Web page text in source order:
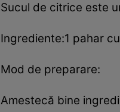
Sucul de citrice este
Ingrediente:1 pahar
Mod de preparare:
Amestecă bine